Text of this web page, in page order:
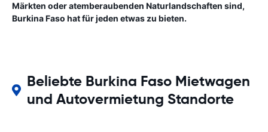
Märkten oder atemberaubenden Naturlandschaften sind,
Burkina Faso hat für jeden etwas zu bieten.
Beliebte Burkina Faso Mietwagen
und Autovermietung Standorte